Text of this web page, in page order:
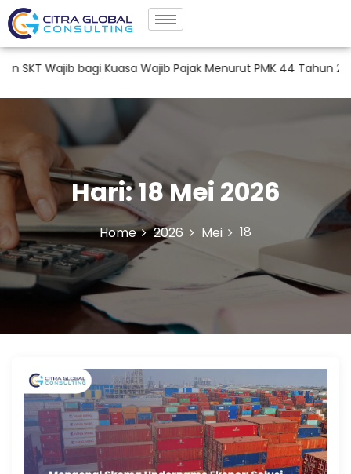
Wajib bagi Kuasa Wajib Pajak Menurut PMK 44 Tahun 2026
Hari:18 Mei 2026
Home 2026 Mei 18